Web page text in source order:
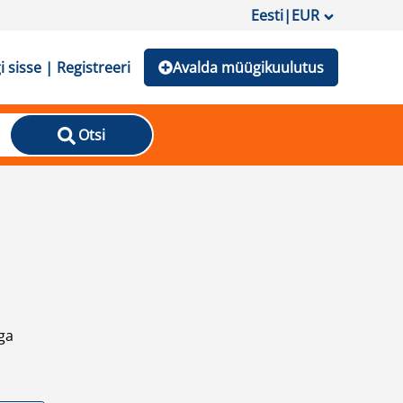
Eesti|EUR
sisse | Registreeri Avalda müügikuulutus
Otsi